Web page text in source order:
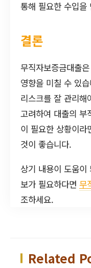
통해 필요한 수입을
결론
무직자보증금대출
영향을 미칠 수 있
리스크를 잘 관리
고려하여 대출의 부
이 필요한 상황이
것이 좋습니다.
상기 내용이 도움이
보가 필요하다면 무
조하세요.
Related